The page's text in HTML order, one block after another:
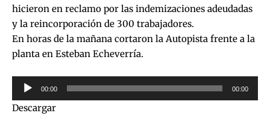
hicieron en reclamo por las indemizaciones adeudadas
y la reincorporación de 300 trabajadores.
En horas de la mañana cortaron la Autopista frente a la
planta en Esteban Echeverría.
Reproductor
de
audio
00:00 00:00
Descargar